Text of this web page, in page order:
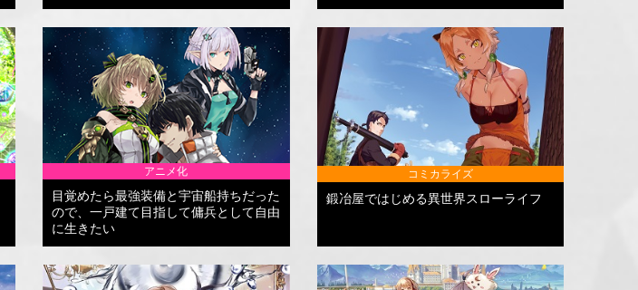
アニメ化
目覚めたら最強装備と宇宙船持ちだった
ので、一戸建て目指して傭兵として自由
に生きたい
コミカライズ
鍛冶屋ではじめる異世界スローライフ